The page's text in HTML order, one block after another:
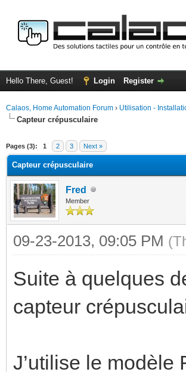
Hello There, Guest! Login Register
Calaos, Home Automation Forum › Utilisation -
Capteur crépusculaire
Pages (3): 1 2 3 Next »
Capteur crépusculaire
Fred
Member
09-23-2013, 09:05 PM
Suite à quelques
capteur
J’utilise le modèle